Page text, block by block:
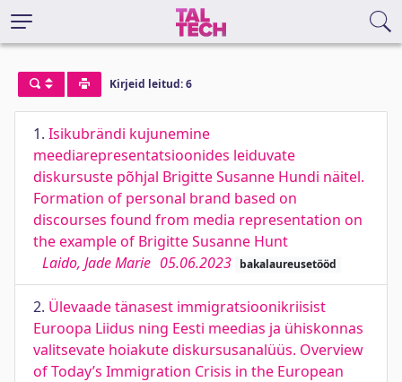
Kirjeid leitud: 6
1. Isikubrändi kujunemine
meediarepresentatsioonides leiduvate
diskursuste põhjal Brigitte Susanne Hundi näitel.
Formation of personal brand based on
discourses found from media representation on
the example of Brigitte Susanne Hunt
Laido, Jade Marie 05.06.2023 bakalaureusetööd
2. Ülevaade tänasest immigratsioonikriisist
Euroopa Liidus ning Eesti meedias ja ühiskonnas
valitsevate hoiakute diskursusanalüüs. Overview
of Today’s Immigration Crisis in the European